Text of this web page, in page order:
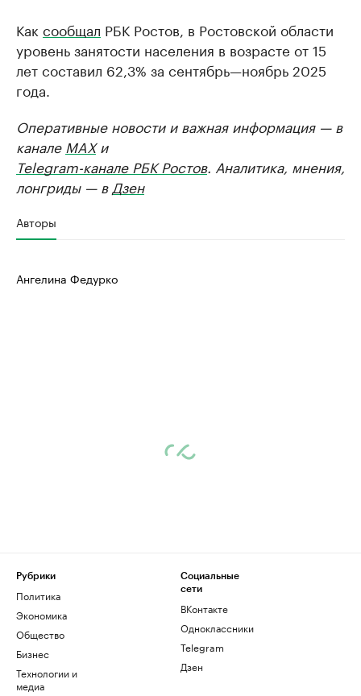
Как сообщал РБК Ростов, в Ростовской области
уровень занятости населения в возрасте от 15
лет составил 62,3% за сентябрь—ноябрь 2025
года.
Оперативные новости и важная информация — в
канале MAXи
Telegram-канале РБК Ростов. Аналитика, мнения,
лонгриды — в Дзен
Авторы
Ангелина Федурко
Рубрики
Политика
Экономика
Общество
Бизнес
Технологии и
медиа
Социальные
сети
ВКонтакте
Одноклассники
Telegram
Дзен